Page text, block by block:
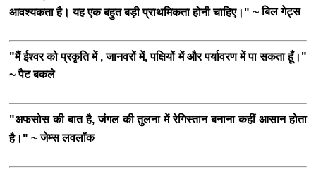
आवश्यकता है। यह एक बहुत बड़ी प्राथमिकता होनी चाहिए।" ~बिल गेट्स
"मैं ईश्वर को प्रकृति में , जानवरों में, पक्षियों में और पर्यावरण में पा सकता हूँ।"
~पैट बकले
"अफसोस की बात है, जंगल की तुलना में रेगिस्तान बनाना कहीं आसान होता
है।" ~जेम्स लवलॉक